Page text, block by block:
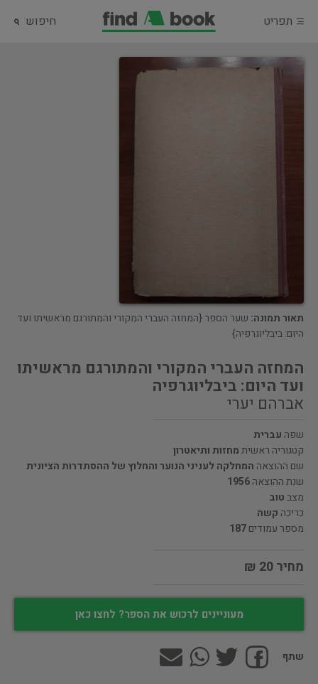
תפריט חיפוש
תאור תמונה: שער הספר {המחזה העברי המקורי והמתורגם מראשיתו ועד
היום: ביבליוגרפיה}
המחזה העברי המקורי והמתורגם מראשיתו
ועד היום: ביבליוגרפיה
אברהם יערי
שפה עברית
קטגוריה ראשיתמחזות ותיאטרון
שם ההוצאה המחלקה לעניני הנוער והחלוץ של ההסתדרות הציונית
שנת ההוצאה1956
מצבטוב
כריכה קשה
מספר עמודים187
מחיר 20 ₪
מעוניינים לרכוש את הספר? לחצו כאן
שתף